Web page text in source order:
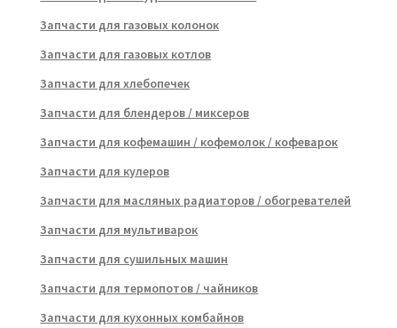
Запчасти для газовых колонок
Запчасти для газовых котлов
Запчасти для хлебопечек
Запчасти для блендеров / миксеров
Запчасти для кофемашин / кофемолок / кофеварок
Запчасти для кулеров
Запчасти для масляных радиаторов / обогревателей
Запчасти для мультиварок
Запчасти для сушильных машин
Запчасти для термопотов / чайников
Запчасти для кухонных комбайнов